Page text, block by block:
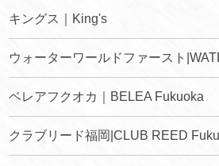
キングス｜King's
ウォーターワールドファースト
ベレアフクオカ｜BELEA Fukuoka
クラブリード福岡|CLUB REED